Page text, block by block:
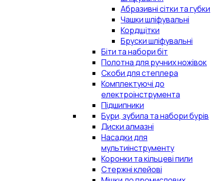
Абразивні сітки та губки
Чашки шліфувальні
Кордщітки
Бруски шліфувальні
Біти та набори біт
Полотна для ручних ножівок
Скоби для степлера
Комплектуючі до
електроінструмента
Підшипники
Бури, зубила та набори бурів
Диски алмазні
Насадки для
мультиінструменту
Коронки та кільцеві пили
Стержні клейові